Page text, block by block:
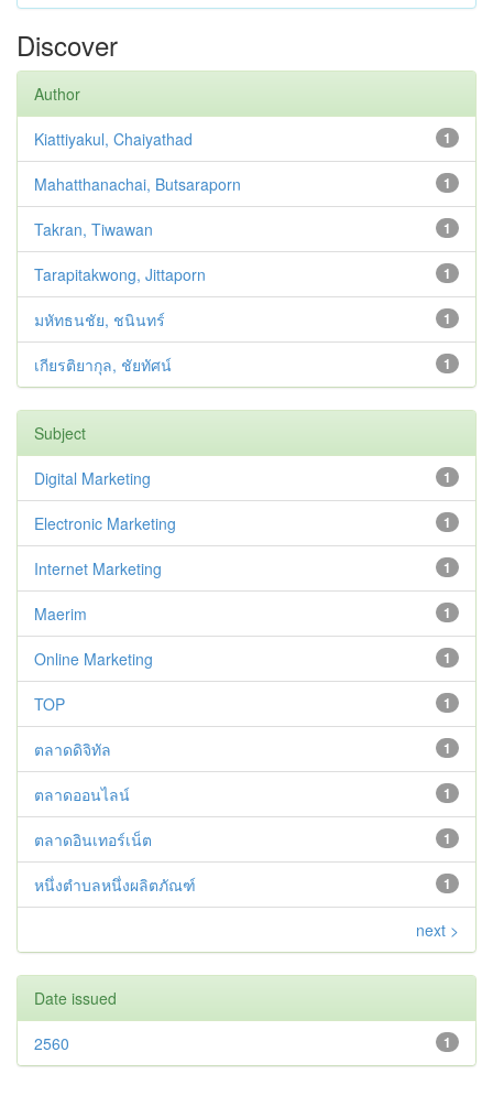
Discover
Author
1
Kiattiyakul, Chaiyathad
1
Mahatthanachai, Butsaraporn
1
Takran, Tiwawan
1
Tarapitakwong, Jittaporn
1
มหัทธนชัย, ชนินทร์
1
เกียรติยากุล, ชัยทัศน์
Subject
1
Digital Marketing
1
Electronic Marketing
1
Internet Marketing
1
Maerim
1
Online Marketing
1
TOP
1
ตลาดดิจิทัล
1
ตลาดออนไลน์
1
ตลาดอินเทอร์เน็ต
1
หนึ่งตำบลหนึ่งผลิตภัณฑ์
next >
Date issued
1
2560